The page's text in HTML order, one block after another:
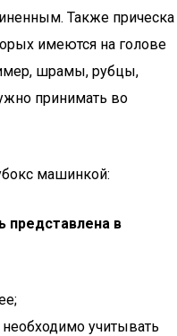
Также прическа
имеются на голове
шрамы, рубцы,
принимать во
машинкой:
представлена в
учитывать